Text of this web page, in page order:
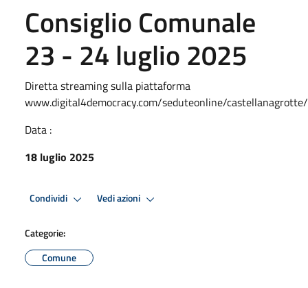
Consiglio Comunale
23 - 24 luglio 2025
Diretta streaming sulla piattaforma
www.digital4democracy.com/seduteonline/castellanagrotte/
Data :
18 luglio 2025
Condividi Vedi azioni
Categorie:
Comune